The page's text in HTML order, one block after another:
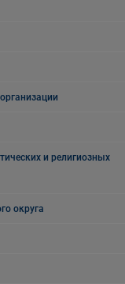
и религиозных
округа